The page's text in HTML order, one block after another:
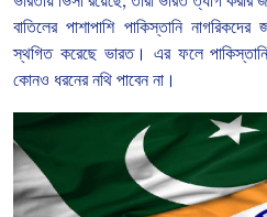
বাতিলের পাশাপাশি পাকিস্তানি নাগরিকদের
স্থগিত করেছে ভারত। এর ফলে
কোনও ধরনের নথি পাবেন না।